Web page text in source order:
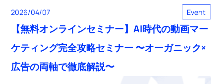
2026/04/07 Event
【無料オンラインセミナー】AI時代の動画マー
ケティング完全攻略セミナー 〜オーガニック×
広告の両軸で徹底解説〜